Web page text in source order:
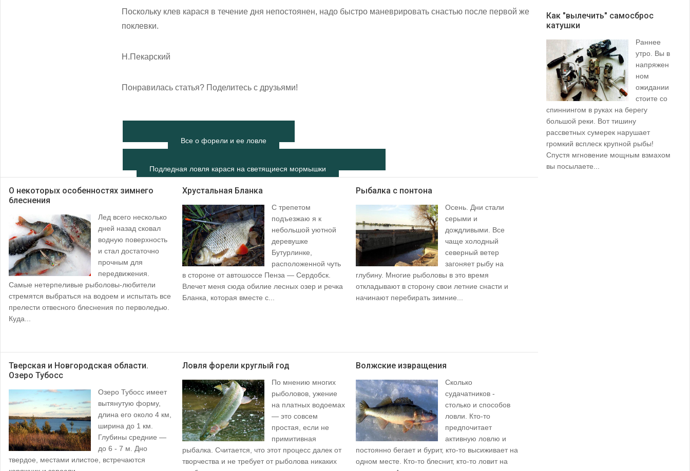
Поскольку клев карася в течение дня непостоянен, надо быстро маневрировать снастью после первой же
поклевки.
Н.Пекарский
Понравилась статья? Поделитесь с друзьями!
Все о форели и ее ловле
Подледная ловля карася на светящиеся мормышки
О некоторых особенностях зимнего
6леснения
Лед всего несколько
дней назад сковал
водную поверхность
и стал достаточно
прочным для
передвижения.
Самые нетерпеливые рыболовы-любители
стремятся выбраться на водоем и испытать все
прелести отвесного блеснения по перволедью.
Куда...
Хрустальная Бланка
С трепетом
подъезжаю я к
небольшой уютной
деревушке
Бутурлинке,
расположенной чуть
в стороне от автошоссе Пенза — Сердобск.
Влечет меня сюда обилие лесных озер и речка
Бланка, которая вместе с...
Рыбалка с понтона
Осень. Дни стали
серыми и
дождливыми. Все
чаще холодный
северный ветер
загоняет рыбу на
глубину. Многие рыболовы в это время
откладывают в сторону свои летние снасти и
начинают перебирать зимние...
Тверская и Новгородская области.
Озеро Тубосс
Озеро Тубосс имеет
вытянутую форму,
длина его около 4 км,
ширина до 1 км.
Глубины средние —
до 6 - 7 м. Дно
твердое, местами илистое, встречаются
Ловля форели круглый год
По мнению многих
рыболовов, ужение
на платных водоемах
— это совсем
простая, если не
примитивная
рыбалка. Считается, что этот процесс далек от
творчества и не требует от рыболова никаких
Волжские извращения
Сколько
судачатников -
столько и способов
ловли. Кто-то
предпочитает
активную ловлю и
постоянно бегает и бурит, кто-то высиживает на
одном месте. Кто-то блеснит, кто-то ловит на
Как "вылечить" самосброс
катушки
Раннее
утро. Вы в
напряжен
ном
ожидании
стоите со
спиннингом в руках на берегу
большой реки. Вот тишину
рассветных сумерек нарушает
громкий всплеск крупной рыбы!
Спустя мгновение мощным взмахом
вы посылаете...